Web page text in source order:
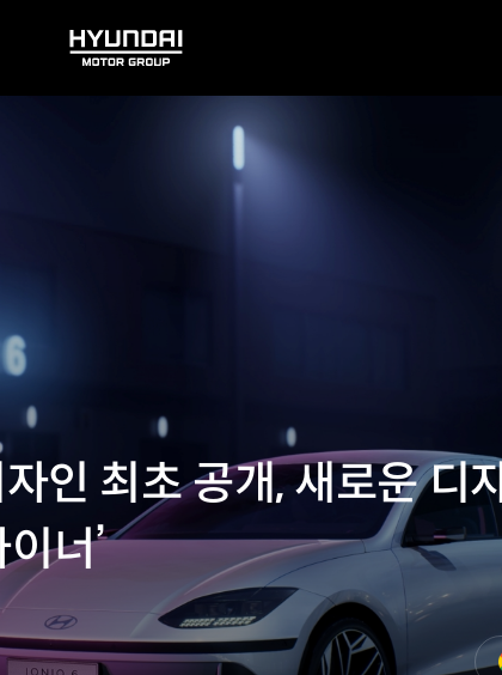
HYUNDAI
MOTOR
인 최초 공개, 새로운 디
너’